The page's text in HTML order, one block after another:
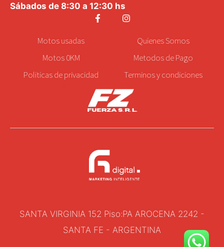
Sábados de 8:30 a 12:30 hs
Motosusadas
Motos 0KM
Politicas de privacidad
Quienes Somos
Metodos de Pago
Terminos y condiciones
SANTA VIRGINIA 152 Piso:PA AROCENA 2242 -
SANTA FE - ARGENTINA